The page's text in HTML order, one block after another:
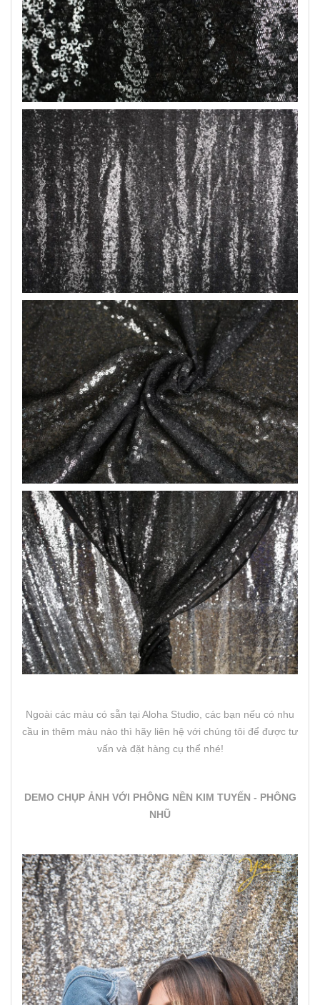
Ngoài các màu có sẵn tại Aloha Studio, các bạn nếu có nhu
cầu in thêm màu nào thì hãy liên hệ với chúng tôi để được tư
vấn và đặt hàng cụ thể nhé!
DEMO CHỤP ẢNH VỚI PHÔNG NỀN KIM TUYẾN - PHÔNG
NHŨ